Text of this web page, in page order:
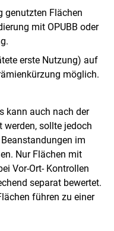
genutzten Flächen
mit OPUBB oder
erste Nutzung) auf
möglich.
kann auch nach der
sollte jedoch
im
Nur Flächen mit
Vor-Ort- Kontrollen
separat bewertet.
führen zu einer